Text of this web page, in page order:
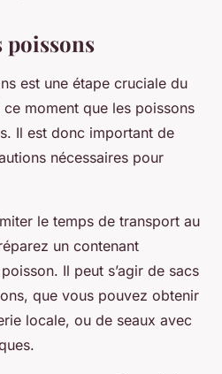
poissons
est une étape cruciale du
ce moment que les poissons
Il est donc important de
nécessaires pour
le temps de transport au
un contenant
Il peut s’agir de sacs
que vous pouvez obtenir
locale, ou de seaux avec